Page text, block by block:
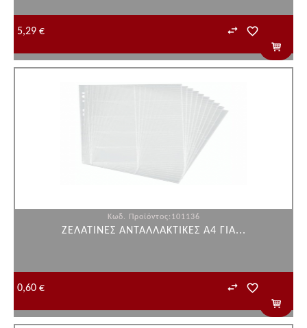
5,29 €
Κωδ. Προϊόντος:101136
ΖΕΛΑΤΙΝΕΣ ΑΝΤΑΛΛΑΚΤΙΚΕΣ Α4 ΓΙΑ...
0,60 €